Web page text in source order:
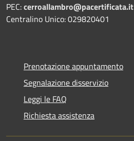
PEC:cerroallambro@pacertificata.it
Centralino Unico: 029820401
Prenotazione appuntamento
Segnalazione disservizio
Leggi le FAQ
Richiesta assistenza